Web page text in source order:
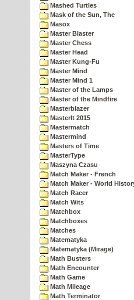
Mashed Turtles
Mask of the Sun, The
Masox
Master Blaster
Master Chess
Master Head
Master Kung-Fu
Master Mind
Master Mind 1
Master of the Lamps
Master of the Mindfire
Masterblazer
MasterIt 2015
Mastermatch
Mastermind
Masters of Time
MasterType
Maszyna Czasu
Match Maker - French
Match Maker - World
Match Racer
Match Wits
Matchbox
Matchboxes
Matches
Matematyka
Matematyka (Mirage)
Math Busters
Math Encounter
Math Game
Math Mileage
Math Terminator